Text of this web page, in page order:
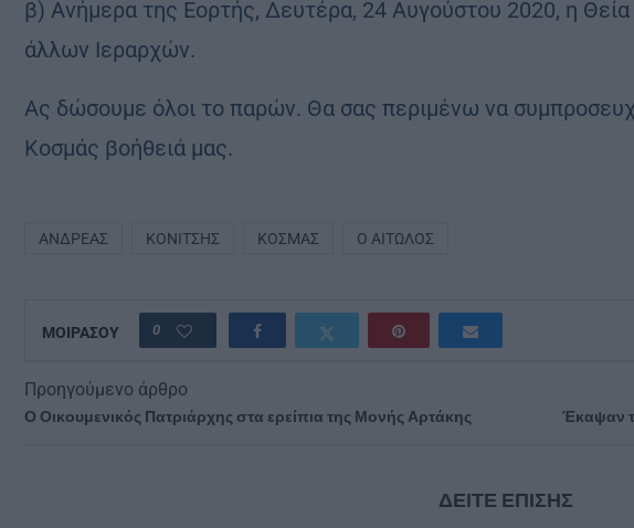
β) Ανήμερα της Εορτής, Δευτέρα, 24 Αυγούστου 2020, η Θεία
άλλων Ιεραρχών.
Ας δώσουμε όλοι το παρών. Θα σας περιμένω να
Κοσμάς βοήθειά μας.
ΑΝΔΡΈΑΣ ΚΟΝΊΤΣΗΣ ΚΟΣΜΑΣ Ο ΑΙΤΩΛΌΣ
ΜΟΙΡΑΣΟΥ 0
Προηγούμενο άρθρο
Ο Οικουμενικός Πατριάρχης στα ερείπια της Μονής Αρτάκης Έκαψαν
ΔΕΙΤΕ ΕΠΙΣΗΣ